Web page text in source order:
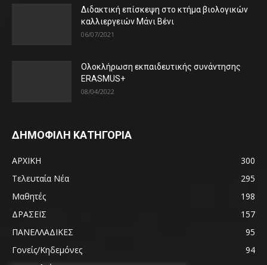
Διδακτική επίσκεψη στο κτήμα βιολογικών
καλλιεργειών Μάνι Βένι
06/07/2021
Ολοκλήρωση εκπαιδευτικής συνάντησης
ERASMUS+
08/04/2022
ΔΗΜΟΦΙΛΗ ΚΑΤΗΓΟΡΙΑ
ΑΡΧΙΚΗ
300
Τελευταία Νέα
295
Μαθητές
198
ΔΡΑΣΕΙΣ
157
ΠΑΝΕΛΛΑΔΙΚΕΣ
95
Γονείς/Κηδεμόνες
94